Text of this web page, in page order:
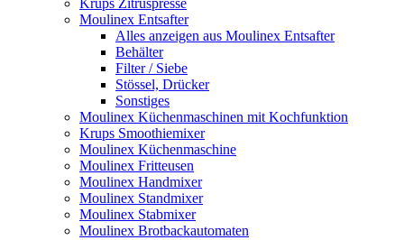
Krups Zitruspresse
Moulinex Entsafter
Alles anzeigen aus Moulinex Entsafter
Behälter
Filter / Siebe
Stössel, Drücker
Sonstiges
Moulinex Küchenmaschinen mit Kochfunktion
Krups Smoothiemixer
Moulinex Küchenmaschine
Moulinex Fritteusen
Moulinex Handmixer
Moulinex Standmixer
Moulinex Stabmixer
Moulinex Brotbackautomaten